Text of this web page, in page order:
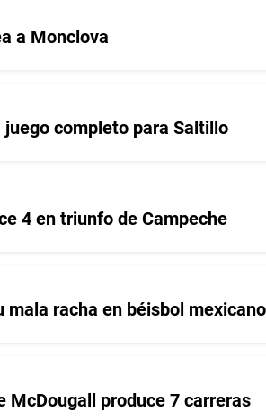
a Monclova
completo para Saltillo
4 en triunfo de Campeche
mala racha en béisbol mexicano
McDougall produce 7 carreras